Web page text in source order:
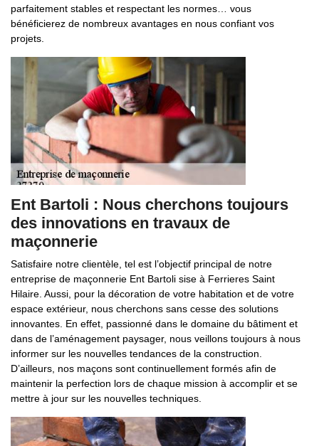
parfaitement stables et respectant les normes… vous
bénéficierez de nombreux avantages en nous confiant vos
projets.
Ent Bartoli : Nous cherchons toujours
des innovations en travaux de
maçonnerie
Satisfaire notre clientèle, tel est l’objectif principal de notre
entreprise de maçonnerie Ent Bartoli sise à Ferrieres Saint
Hilaire. Aussi, pour la décoration de votre habitation et de votre
espace extérieur, nous cherchons sans cesse des solutions
innovantes. En effet, passionné dans le domaine du bâtiment et
dans de l’aménagement paysager, nous veillons toujours à nous
informer sur les nouvelles tendances de la construction.
D’ailleurs, nos maçons sont continuellement formés afin de
maintenir la perfection lors de chaque mission à accomplir et se
mettre à jour sur les nouvelles techniques.